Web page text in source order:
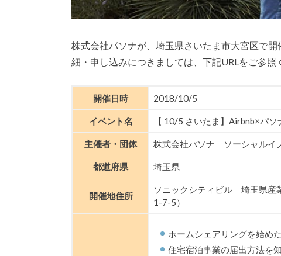
株式会社パソナが、埼玉県さいたま市大宮区で
細・申し込みにつきましては、下記URLをご参照
開催日時 2018/10/5
イベント名 【 10/5 さいたま】Airbnb×パ
主催者・団体 株式会社パソナ ソーシャルイ
都道府県 埼玉県
開催地住所
ソニックシティビル 埼玉県産
1-7-5）
ホームシェアリングを始め
住宅宿泊事業の届出方法を